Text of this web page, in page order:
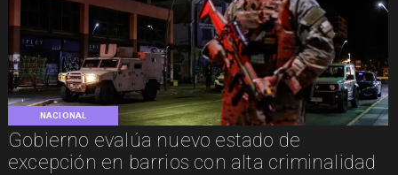
NACIONAL
Gobierno evalúa nuevo estado de
excepción en barrios con alta criminalidad